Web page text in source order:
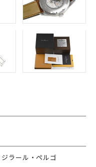
ラール・ペルゴ